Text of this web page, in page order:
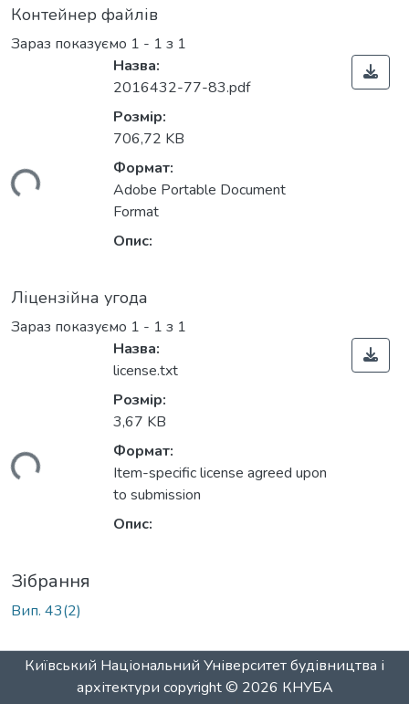
Контейнер файлів
Зараз показуємо 1 - 1 з 1
Назва:
2016432-77-83.pdf
Розмір:
706,72 KB
Формат:
Adobe Portable Document
Format
Опис:
Ліцензійна угода
Зараз показуємо 1 - 1 з 1
Назва:
license.txt
Розмір:
3,67 KB
Формат:
Item-specific license agreed upon
to submission
Опис:
Зібрання
Вип. 43(2)
Київський Національний Університет будівництва і
архітектури copyright © 2026 КНУБА